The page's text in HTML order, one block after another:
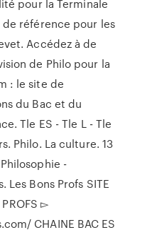
pour la Terminale
de référence pour les
Accédez à de
de Philo pour la
: le site de
du Bac et du
Tle ES - Tle L - Tle
Philo. La culture. 13
-
Les Bons Profs SITE
▻
CHAINE BAC ES